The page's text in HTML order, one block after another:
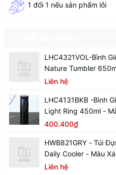
1 đổi 1 nếu sản phẩm lỗi
LHC4321VOL-Bình
Nature Tumbler
Liên hệ
LHC4131BKB -Bình
Light Ring 450ml -
400.400₫
HWB821GRY - Túi
Daily Cooler - Màu
Liên hệ